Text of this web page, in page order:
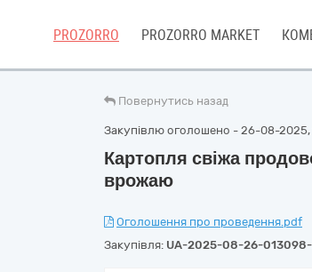
PROZORRO PROZORRO MARKET
Повернутись назад
Закупівлю оголошено - 26-08-2025,
Картопля свіжа
врожаю
Оголошення про проведення.pdf
Закупівля: UA-2025-08-26-